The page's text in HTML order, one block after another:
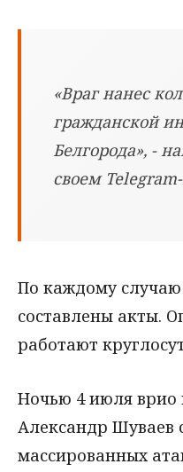
«Враг нанес
гражданской
Белгорода», -
своем
По каждому
составлены акты.
работают
Ночью 4 июля врио
Александр Шуваев
массированных